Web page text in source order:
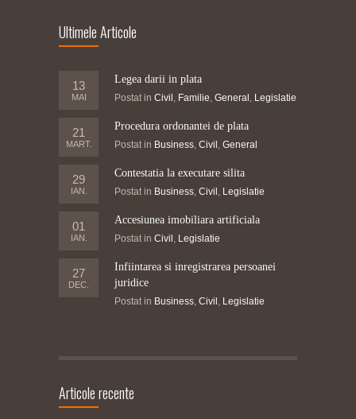
Ultimele Articole
13
MAI
Legea darii in plata
Postat in Civil , Familie, General , Legislatie
21
MART.
Procedura ordonantei de plata
Postat in Business, Civil , General
29
IAN.
Contestatia la executare silita
Postat in Business, Civil , Legislatie
01
IAN.
Accesiunea imobiliara artificiala
Postat in Civil , Legislatie
27
DEC.
Infiintarea si inregistrarea persoanei
juridice
Postat in Business, Civil , Legislatie
Articole recente